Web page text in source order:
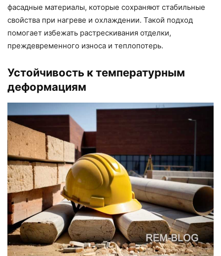
фасадные материалы, которые сохраняют стабильные
свойства при нагреве и охлаждении. Такой подход
помогает избежать растрескивания отделки,
преждевременного износа и теплопотерь.
Устойчивость к температурным
деформациям